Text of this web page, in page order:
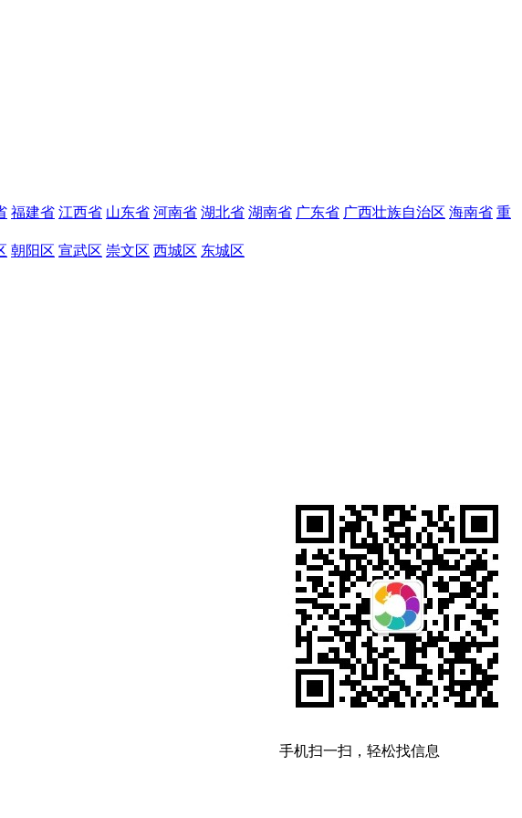
福建省 江西省 山东省 河南省 湖北省 湖南省 广东省 广西壮族自治区 海南省 重
朝阳区 宣武区 崇文区 西城区 东城区
手机扫一扫，轻松找信息